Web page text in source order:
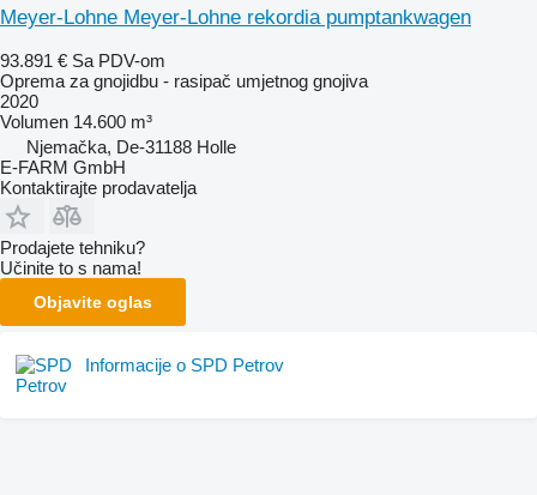
Meyer-Lohne Meyer-Lohne rekordia pumptankwagen
93.891 € Sa PDV-om
Oprema za gnojidbu - rasipač umjetnog gnojiva
2020
Volumen 14.600 m³
Njemačka, De-31188 Holle
E-FARM GmbH
Kontaktirajte prodavatelja
Prodajete tehniku?
Učinite to s nama!
Objavite oglas
Informacije o SPD Petrov